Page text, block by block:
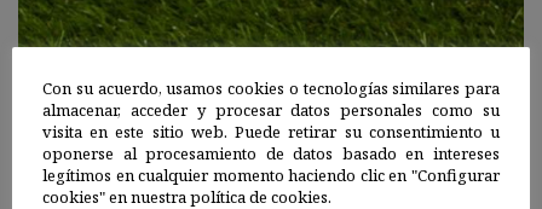
Con su acuerdo, usamos cookies o tecnologías similares para
almacenar, acceder y procesar datos personales como su
visita en este sitio web. Puede retirar su consentimiento u
oponerse al procesamiento de datos basado en intereses
legítimos en cualquier momento haciendo clic en "Configurar
cookies" en nuestra política de cookies.